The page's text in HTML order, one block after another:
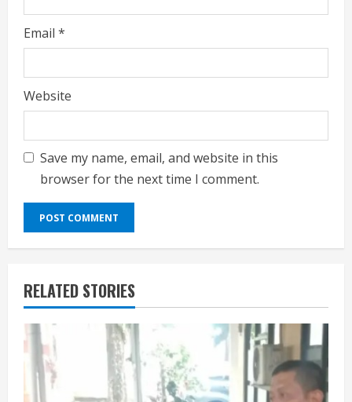
Email *
Website
Save my name, email, and website in this
browser for the next time I comment.
RELATED STORIES